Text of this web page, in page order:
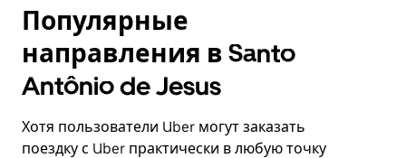
Популярные
направления в Santo
Antônio de Jesus
Хотя пользователи Uber могут заказать
поездку с Uber практически в любую точку